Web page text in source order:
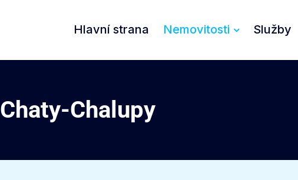
Hlavní strana Nemovitosti Služby
Chaty-Chalupy